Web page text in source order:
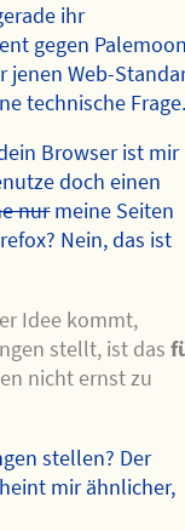
ihr
gegen
jenen Web-
technische
Browser ist mir
doch einen
nurmeine Seiten
Nein, das ist
Idee kommt,
stellt, ist das
nicht ernst zu
stellen? Der
mir ähnlicher,